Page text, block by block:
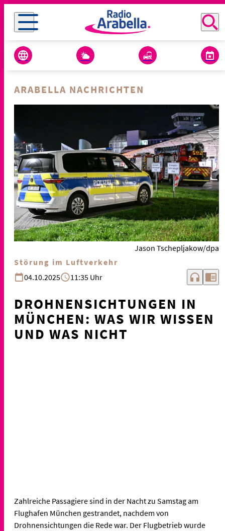
ARABELLA NACHRICHTEN
Jason Tschepljakow/dpa
Störung im Luftverkehr
04.10.2025
11:35 Uhr headphones chrome_reader_mode
DROHNENSICHTUNGEN IN
MÜNCHEN: WAS WIR WISSEN
UND WAS NICHT
Zahlreiche Passagiere sind in der Nacht zu Samstag am
Flughafen München gestrandet, nachdem von
Drohnensichtungen die Rede war. Der Flugbetrieb wurde